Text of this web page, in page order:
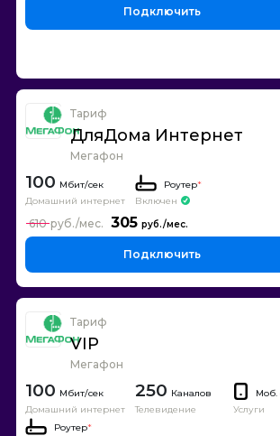
Подключить
Тариф
ДляДома Интернет
Мегафон
100
Домашний интернет
Роутер*
Включен
305
610
Подключить
Тариф
VIP
Мегафон
100
Домашний интернет
250 Каналов
Телевидение
Моб.
Услуги
Роутер*